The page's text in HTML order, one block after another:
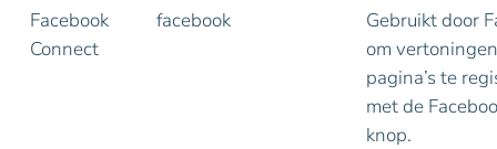
Facebook
Connect
facebook
Gebruikt door
om
pagina’s te
met de
knop.